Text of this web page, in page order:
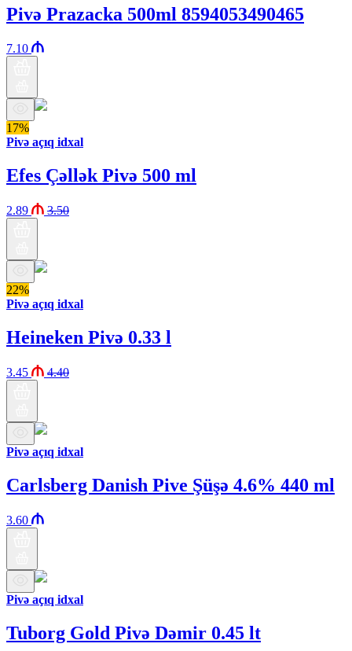
Pivə Prazacka 500ml 8594053490465
7.10
17%
Pivə açıq idxal
Efes Çəllək Pivə 500 ml
2.89 3.50
22%
Pivə açıq idxal
Heineken Pivə 0.33 l
3.45 4.40
Pivə açıq idxal
Carlsberg Danish Pive Şüşə 4.6% 440 ml
3.60
Pivə açıq idxal
Tuborg Gold Pivə Dəmir 0.45 lt